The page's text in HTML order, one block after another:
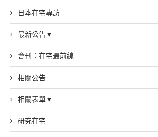
日本在宅專訪
最新公告▼
會刊：在宅最前線
相關公告
相關表單▼
研究在宅